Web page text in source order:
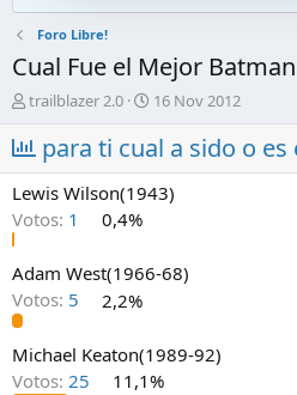
Foro Libre!
Cual Fue el Mejor Batman
A
u
t
o
r
d
e
t
e
trailblazer 2.0
F
e
c
h
a
d
n
o
16 Nov 2012
para ti cual a sido o
Lewis Wilson(1943)
Votos: 1 0,4%
Adam West(1966-68)
Votos: 5 2,2%
Michael Keaton(1989-92)
Votos: 25 11,1%